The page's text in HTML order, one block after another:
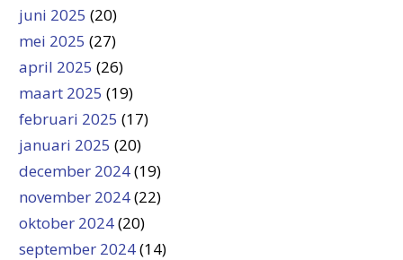
juni 2025 (20)
mei 2025 (27)
april 2025 (26)
maart 2025 (19)
februari 2025 (17)
januari 2025 (20)
december 2024(19)
november 2024(22)
oktober 2024(20)
september 2024(14)